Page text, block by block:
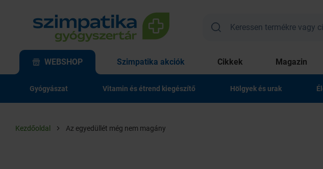
WEBSHOP Szimpatika akciók Cikkek Magazin
Gyógyászat Vitamin és étrend kiegészítő Hölgyek és urak
Kezdőoldal Az egyedüllét még nem magány